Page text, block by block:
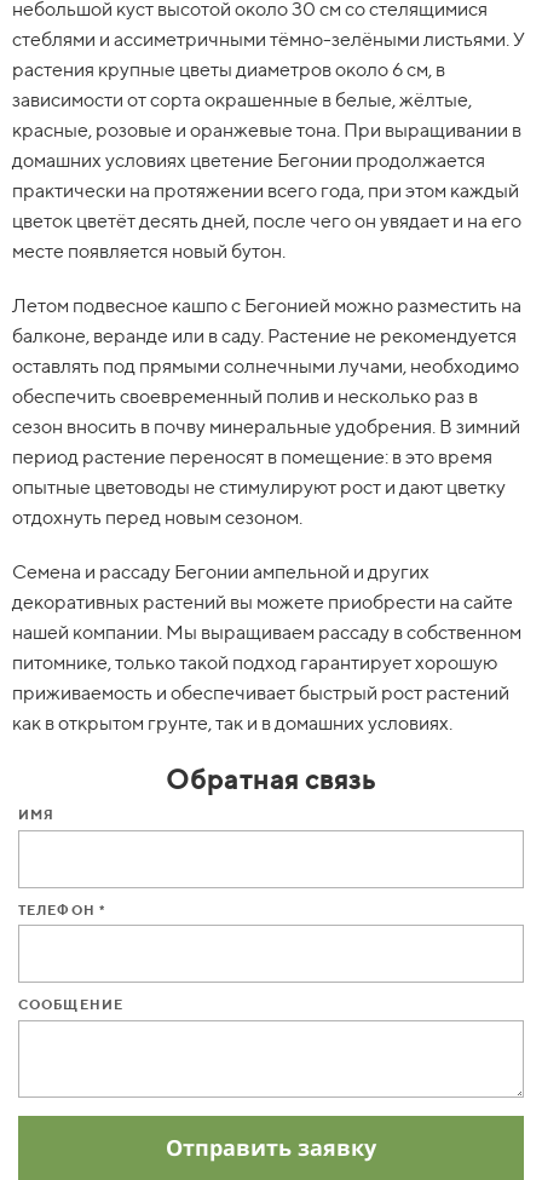
небольшой куст высотой около 30 см со стелящимися
стеблями и ассиметричными тёмно-зелёными листьями. У
растения крупные цветы диаметров около 6 см, в
зависимости от сорта окрашенные в белые, жёлтые,
красные, розовые и оранжевые тона. При выращивании в
домашних условиях цветение Бегонии продолжается
практически на протяжении всего года, при этом каждый
цветок цветёт десять дней, после чего он увядает и на его
месте появляется новый бутон.
Летом подвесное кашпо с Бегонией можно разместить на
балконе, веранде или в саду. Растение не рекомендуется
оставлять под прямыми солнечными лучами, необходимо
обеспечить своевременный полив и несколько раз в
сезон вносить в почву минеральные удобрения. В зимний
период растение переносят в помещение: в это время
опытные цветоводы не стимулируют рост и дают цветку
отдохнуть перед новым сезоном.
Семена и рассаду Бегонии ампельной и других
декоративных растений вы можете приобрести на сайте
нашей компании. Мы выращиваем рассаду в собственном
питомнике, только такой подход гарантирует хорошую
приживаемость и обеспечивает быстрый рост растений
как в открытом грунте, так и в домашних условиях.
Обратная связь
ИМЯ
ТЕЛЕФОН *
СООБЩЕНИЕ
Отправить заявку